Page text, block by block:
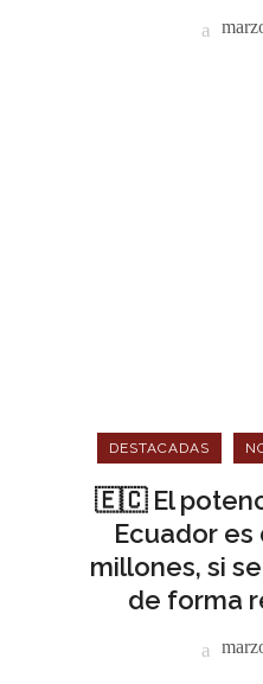
DESTACADAS
🇪🇨 El
Ecuador
millones, si
de forma